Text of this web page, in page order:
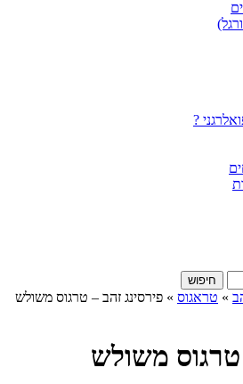
?
חיפוש
» טראגוס » פירסינג זהב – טרגוס משולש
טרגוס משולש